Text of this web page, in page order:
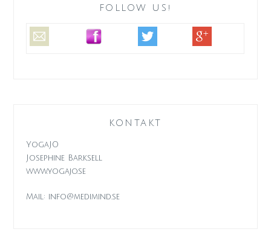
FOLLOW US!
KONTAKT
YogaJO
Josephine Barksell
www.yogajo.se
Mail: info@medimind.se